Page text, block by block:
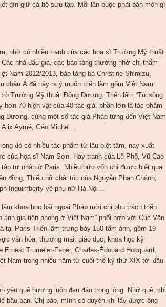
gìn giữ cả bộ sưu tập. Mỗi lần buộc phải bán món gì
nhờ có nhiều tranh của các họa sĩ Trường Mỹ thuật
nhà đấu giá, các bảo tàng thường nhờ chị thẩm
Nam 2012/2013, bảo tàng bà Christine Shimizu,
châu Á đã nảy ra ý muốn triển lãm gốm Việt Nam.
Trường Mỹ thuật Đông Dương. Triển lãm “Từ sông
hơn 70 hiện vật của 40 tác giả, phần lớn là tác phẩm
Dương, cùng một số tác giả Pháp từng đến Việt Nam
Alix Aymé, Géo Michel…
đó có nhiều tác phẩm từ lâu biệt tăm, nay xuất
của họa sĩ Nam Sơn. Hay tranh của Lê Phổ, Vũ Cao
tư nhân ở Paris. Nhiều bức vốn chỉ được biết qua
đồng, Thiếu nữ chải tóc của Nguyễn Phan Chánh;
Inguimberty vẽ phụ nữ Hà Nội…
khoa học hải ngoại Pháp mời chị phụ trách triển
ảnh gia tiên phong ở Việt Nam” phối hợp với Cục Văn
Paris Triển lãm trưng bày 150 tấm ảnh, gồm 19
văn hóa, thương mại, giáo dục, khoa học kỹ
Trumelet-Faber, Charles-Édouard Hocquard,
Nam trong nhiều năm từ cuối thế kỷ thứ XIX tới đầu
yêu quê hương luôn đau đáu trong lòng. Nhớ quê, chị
bầu bạn. Chị bảo, mình có duyên khi lấy được ông